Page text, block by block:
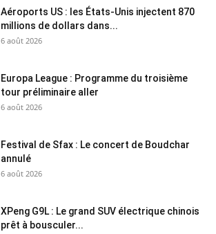
Aéroports US : les États-Unis injectent 870
millions de dollars dans...
6 août 2026
Europa League : Programme du troisième
tour préliminaire aller
6 août 2026
Festival de Sfax : Le concert de Boudchar
annulé
6 août 2026
XPeng G9L : Le grand SUV électrique chinois
prêt à bousculer...